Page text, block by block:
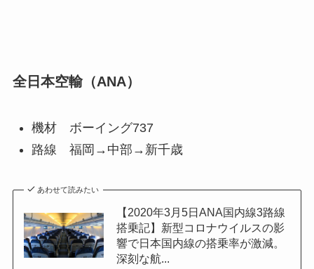
全日本空輸（ANA）
機材 ボーイング737
路線 福岡→中部→新千歳
あわせて読みたい
【2020年3月5日ANA国内線3路線
搭乗記】新型コロナウイルスの影
響で日本国内線の搭乗率が激減。
深刻な航...